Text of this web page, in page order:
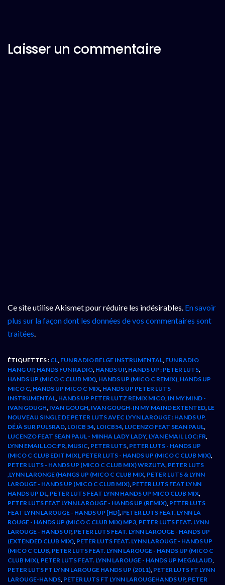
Laisser un commentaire
Ce site utilise Akismet pour réduire les indésirables. En savoir
plus sur la façon dont les données de vos commentaires sont
traitées.
ÉTIQUETTES : CL FUN RADIO BELGE INSTRUMENTAL FUN RADIO
HANG UP, HANDS FUN RADIO HANDS UP, HANDS UP : PETER LUTS
HANDS UP (MICO C CLUB MIX) HANDS UP (MICO C REMIX) HANDS UP
MICO C HANDS UP MICO C MIX HANDS UP PETER LUTS
INSTRUMENTAL HANDS UP PETER LUTZ REMIX MICO IN MY MIND -
IVAN GOUGH IVAN GOUGH IVAN GOUGH-IN MY MAIND EXTENTED LE
NOUVEAU SINGLE DE PETER LUTS AVEC LYYN LAROUGE : HANDS UP,
DÉJÀ SUR PULSRAD LOICB 54 LOICB54 LUCENZO FEAT SEAN PAUL
LUCENZO FEAT SEAN PAUL - MINHA LADY LADY, LYAN EMAIL LOC:FR
LYNN EMAIL LOC:FR MUSIC PETER LUTS PETER LUTS - HANDS UP
(MICO C CLUB EDIT MIX) PETER LUTS - HANDS UP (MICO C CLUB MIX)
PETER LUTS - HANDS UP (MICO C CLUB MIX) WRZUTA PETER LUTS
,LYNN LARONGE (HANGS UP (MICO C CLUB MIX PETER LUTS & LYNN
LAROUGE - HANDS UP (MICO C CLUB MIX) PETER LUTS FEAT LYNN
HANDS UP DL PETER LUTS FEAT LYNN HANDS UP MICO CLUB MIX
PETER LUTS FEAT LYNN LAROUGE - HANDS UP (REMIX) PETER LUTS
FEAT LYNN LAROUGE - HANDS UP [HD] PETER LUTS FEAT. LYNN LA
ROUGE - HANDS UP (MICO C CLUB MIX) MP3 PETER LUTS FEAT. LYNN
LAROUGE - HANDS UP, PETER LUTS FEAT. LYNN LAROUGE - HANDS UP
(EXTENDED CLUB MIX) PETER LUTS FEAT. LYNN LAROUGE - HANDS UP
(MICO C CLUB PETER LUTS FEAT. LYNN LAROUGE - HANDS UP (MICO C
CLUB MIX) PETER LUTS FEAT. LYNN LAROUGE - HANDS UP MEGALAUD
PETER LUTS FT LYNN LAROUGE HANDS UP (2011) PETER LUTS FT LYNN
LAROUGE-HANDS PETER LUTS FT LYNN LAROUGEHANDS UP, PETER